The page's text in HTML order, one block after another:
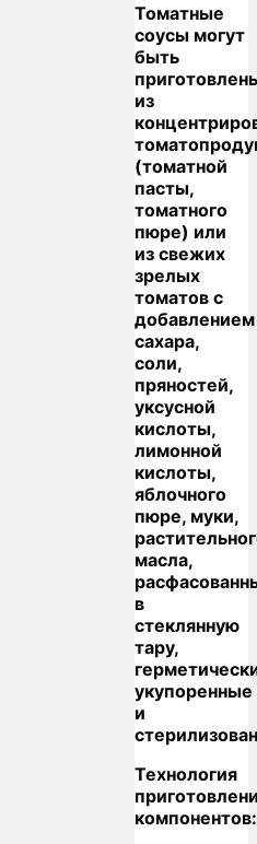
Томатные
соусы могут
быть
из
(томатной
пасты,
томатного
пюре) или
из свежих
зрелых
томатов с
добавлением
сахара,
соли,
пряностей,
уксусной
кислоты,
лимонной
кислоты,
яблочного
пюре, муки,
масла,
в
стеклянную
тару,
укупоренные
и
Технология
компонентов: